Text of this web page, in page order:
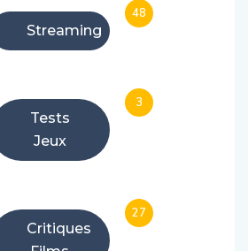
Streaming
48
Tests
Jeux
3
Critiques
27